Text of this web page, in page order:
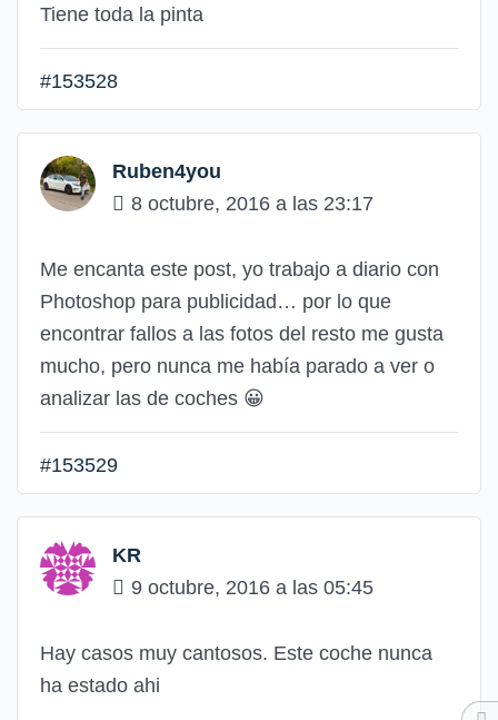
Tiene toda la pinta
#153528
Ruben4you
8 octubre, 2016 a las 23:17
Me encanta este post, yo trabajo a diario con
Photoshop para publicidad… por lo que
encontrar fallos a las fotos del resto me gusta
mucho, pero nunca me había parado a ver o
analizar las de coches 😀
#153529
KR
9 octubre, 2016 a las 05:45
Hay casos muy cantosos. Este coche nunca
ha estado ahi